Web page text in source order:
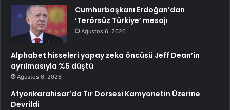
Cumhurbaşkanı Erdoğan’dan
‘Terörsüz Türkiye’ mesajı
Ağustos 6, 2026
Alphabet hisseleri yapay zeka öncüsü Jeff Dean’in
ayrılmasıyla %5 düştü
Ağustos 6, 2026
Afyonkarahisar’da Tır Dorsesi Kamyonetin Üzerine
Devrildi